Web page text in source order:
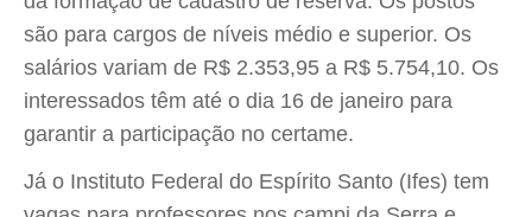
são para cargos de níveis médio e superior. Os
salários variam de R$ 2.353,95 a R$ 5.754,10. Os
interessados têm até o dia 16 de janeiro para
garantir a participação no certame.
Já o Instituto Federal do Espírito Santo (Ifes) tem